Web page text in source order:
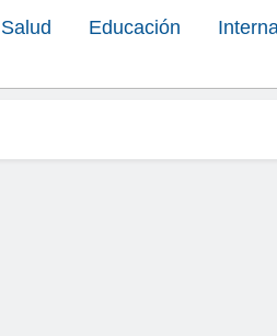
Salud Educación